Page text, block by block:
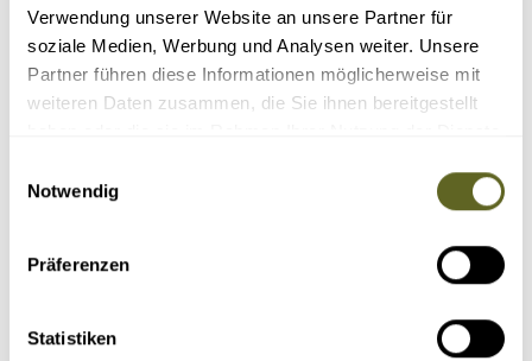
Verwendung unserer Website an unsere Partner für
soziale Medien, Werbung und Analysen weiter. Unsere
Partner führen diese Informationen möglicherweise mit
weiteren Daten zusammen, die Sie ihnen bereitgestellt
Notwendig
Präferenzen
Statistiken